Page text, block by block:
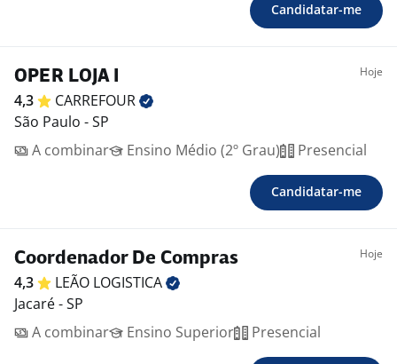
Candidatar-me
OPER LOJA I Hoje
4,3
CARREFOUR
São Paulo - SP
A combinar
Ensino Médio (2º Grau) Presencial
Candidatar-me
Coordenador De Compras Hoje
4,3 LEÃO LOGISTICA
Jacaré - SP
A combinar
Ensino Superior Presencial